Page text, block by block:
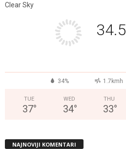
Clear Sky
34.5
34% 1.7kmh
TUE
37°
WED
34°
THU
33°
NAJNOVIJI KOMENTARI